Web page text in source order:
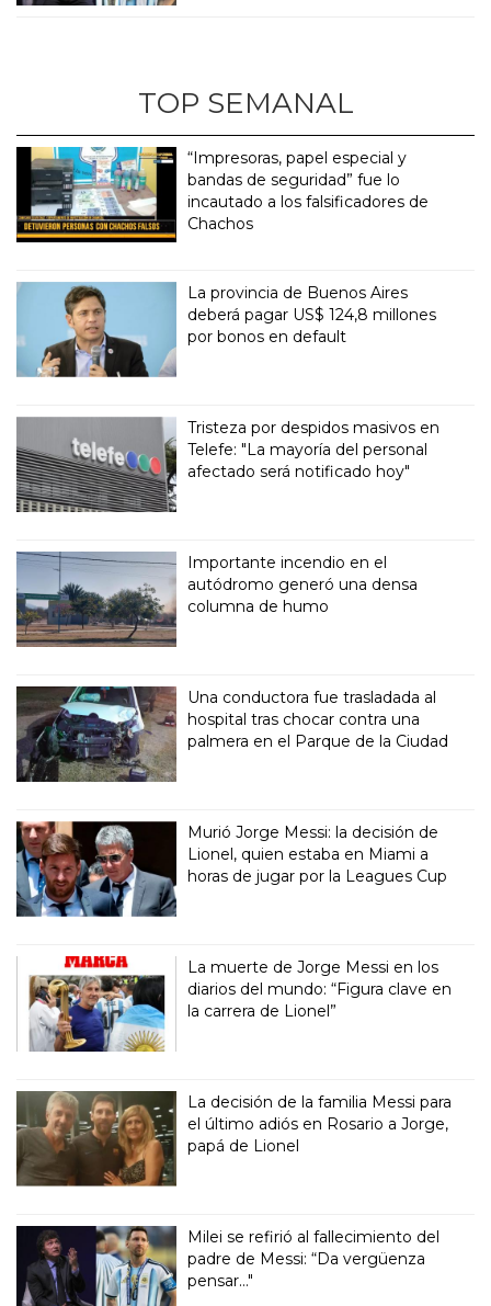
TOP SEMANAL
“Impresoras, papel especial y
bandas de seguridad” fue lo
incautado a los falsificadores de
Chachos
La provincia de Buenos Aires
deberá pagar US$ 124,8 millones
por bonos en default
Tristeza por despidos masivos en
Telefe: "La mayoría del personal
afectado será notificado hoy"
Importante incendio en el
autódromo generó una densa
columna de humo
Una conductora fue trasladada al
hospital tras chocar contra una
palmera en el Parque de la Ciudad
Murió Jorge Messi: la decisión de
Lionel, quien estaba en Miami a
horas de jugar por la Leagues Cup
La muerte de Jorge Messi en los
diarios del mundo: “Figura clave en
la carrera de Lionel”
La decisión de la familia Messi para
el último adiós en Rosario a Jorge,
papá de Lionel
Milei se refirió al fallecimiento del
padre de Messi: “Da vergüenza
pensar..."